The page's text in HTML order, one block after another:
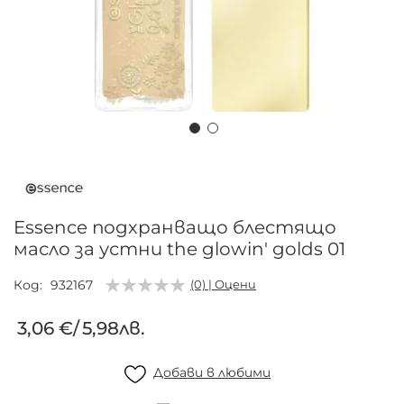
началото
галерия
със
снимки
Essence подхранващо блестящо
масло за устни the glowin' golds 01
Код 932167 (0) | Оцени
3,06 €/5,98лв.
Добави в любими